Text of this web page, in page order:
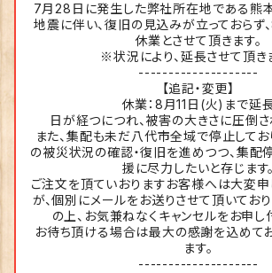
7月28日に発生した弊社所在地である熊
地震に伴い、復旧の見込みが立っておらず
休業とさせて頂きます。
※状況により、延長させて頂き
--------------------
【追記・変更】
休業：8月11日(火)まで延
日が経つにつれ、被害の大きさに圧倒さ
また、集配も未だ八代市全域で停止してお
の被災状況の確認・復旧を進めつつ、集配
援に尽力したいと存じます。
ご注文を頂ていおりますお客様へは大変申
が、個別にメールをお送りさせて頂いてお
の上、お気兼ねなくキャンセルをお申し
お待ち頂ける場合は最大の感謝を込めて
ます。
--------------------